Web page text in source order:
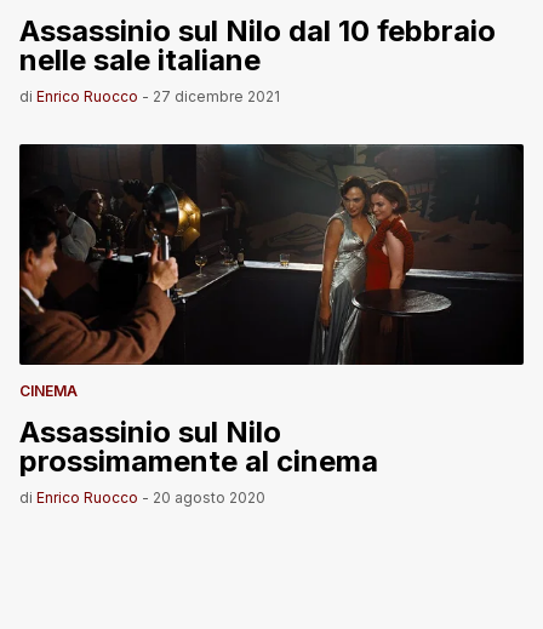
Assassinio sul Nilo dal 10 febbraio
nelle sale italiane
di Enrico Ruocco - 27 dicembre 2021
CINEMA
Assassinio sul Nilo
prossimamente al cinema
di Enrico Ruocco - 20 agosto 2020